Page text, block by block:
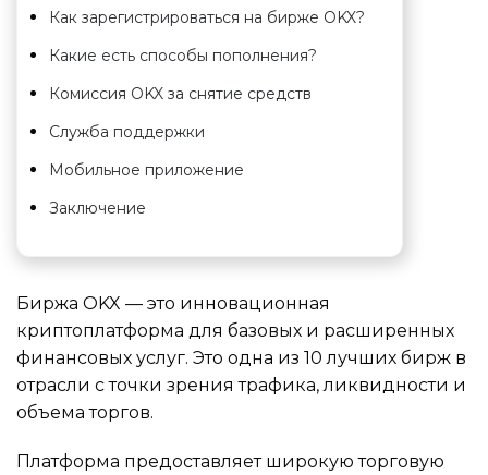
Как зарегистрироваться на бирже OKX?
Какие есть способы пополнения?
Комиссия OKX за снятие средств
Служба поддержки
Мобильное приложение
Заключение
Биржа OKX — это инновационная
криптоплатформа для базовых и расширенных
финансовых услуг. Это одна из 10 лучших бирж в
отрасли с точки зрения трафика, ликвидности и
объема торгов.
Платформа предоставляет широкую торговую